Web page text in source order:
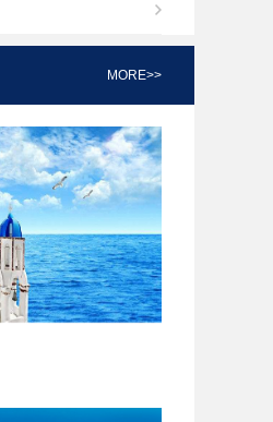
MORE>>